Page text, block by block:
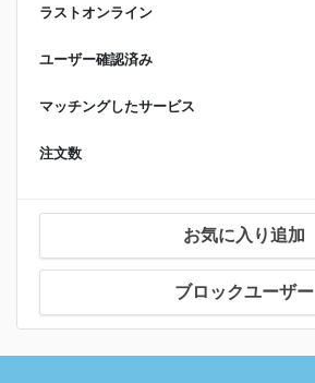
ラストオンライン
ユーザー確認済み
マッチングしたサービス
注文数
お気に入り追加
ブロックユーザー